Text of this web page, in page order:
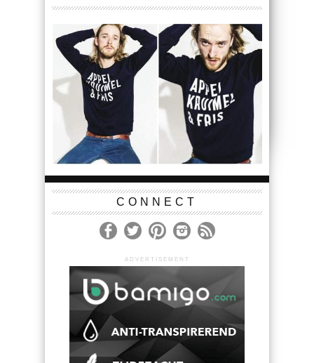
CONNECT
ADVERTISEMENT